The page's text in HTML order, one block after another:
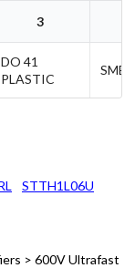
3
DO 41
PLASTIC
SMB
STTH1L06U
> 600V Ultrafast